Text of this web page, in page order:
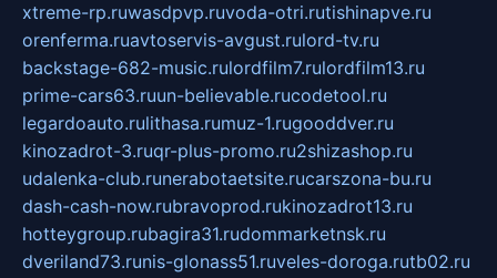
xtreme-rp.ruwasdpvp.ruvoda-otri.rutishinapve.ru
orenferma.ruavtoservis-avgust.rulord-tv.ru
backstage-682-music.rulordfilm7.rulordfilm13.ru
prime-cars63.ruun-believable.rucodetool.ru
legardoauto.rulithasa.rumuz-1.rugooddver.ru
kinozadrot-3.ruqr-plus-promo.ru2shizashop.ru
udalenka-club.runerabotaetsite.rucarszona-bu.ru
dash-cash-now.rubravoprod.rukinozadrot13.ru
hotteygroup.rubagira31.rudommarketnsk.ru
dveriland73.runis-glonass51.ruveles-doroga.rutb02.ru